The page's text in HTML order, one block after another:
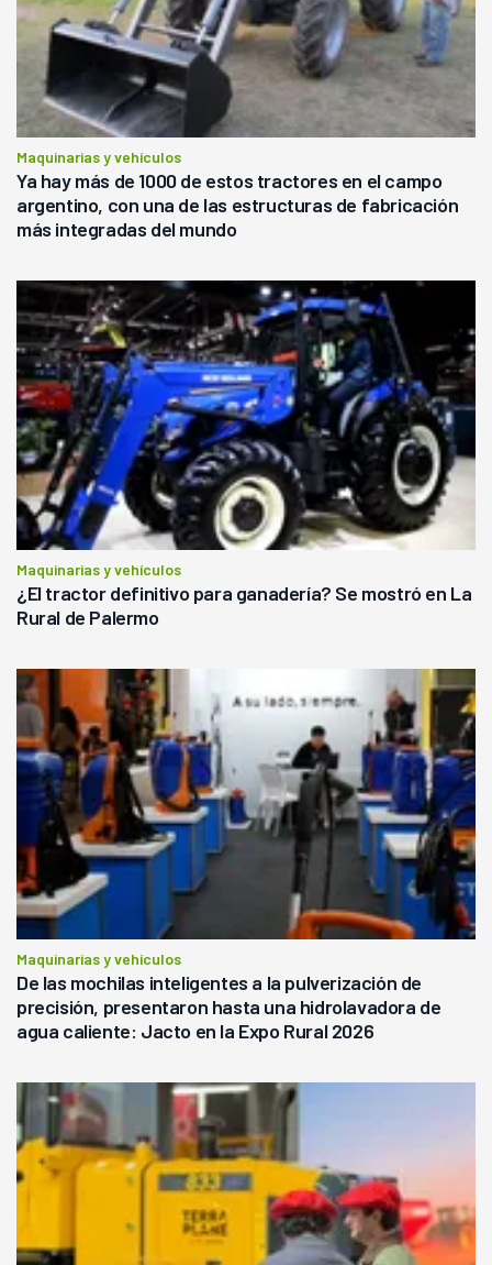
Maquinarias y vehículos
Ya hay más de 1000 de estos tractores en el campo
argentino, con una de las estructuras de fabricación
más integradas del mundo
Maquinarias y vehículos
¿El tractor definitivo para ganadería? Se mostró en La
Rural de Palermo
Maquinarias y vehículos
De las mochilas inteligentes a la pulverización de
precisión, presentaron hasta una hidrolavadora de
agua caliente: Jacto en la Expo Rural 2026